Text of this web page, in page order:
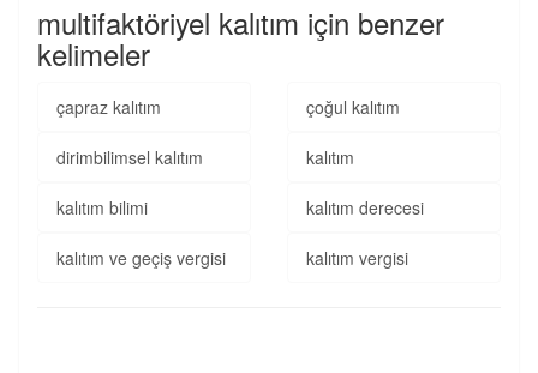
multifaktöriyel kalıtım için benzer
kelimeler
çapraz kalıtım çoğul kalıtım
dirimbilimsel kalıtım kalıtım
kalıtım bilimi kalıtım derecesi
kalıtım ve geçiş vergisi kalıtım vergisi